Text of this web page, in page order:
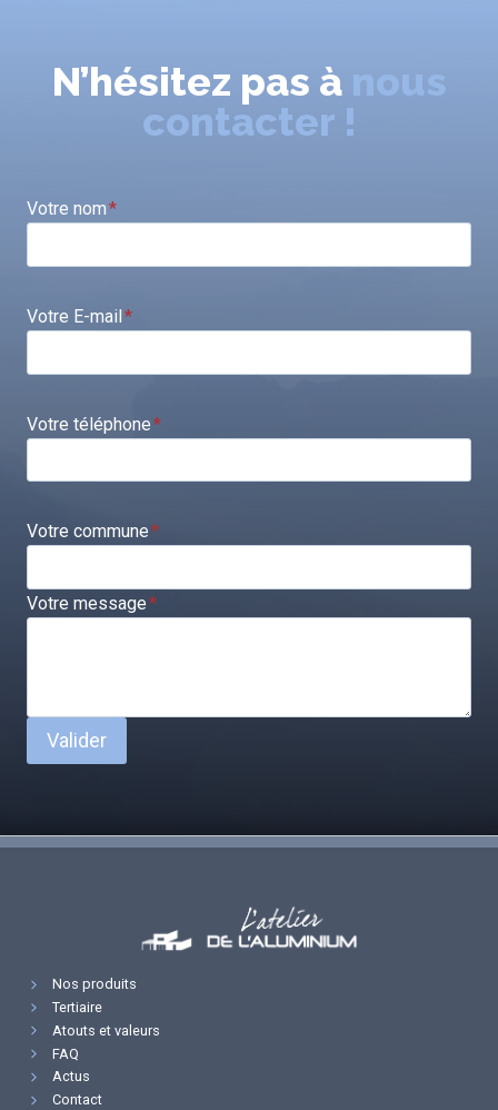
N’hésitez pas à nous
contacter !
Votre nom*
Votre E-mail*
Votre téléphone*
Votre commune*
Votre message*
Valider
Nos produits
Tertiaire
Atouts et valeurs
FAQ
Actus
Contact